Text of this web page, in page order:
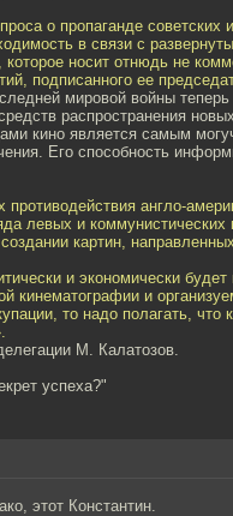
о пропаганде советских
в связи с
которое носит отнюдь не
подписанного ее
мировой войны
распространения
кино является самым
Его способность
англо-
левых и
картин,
и экономически
кинематографии и
то надо полагать,
М. Калатозов.
успеха?"
этот Константин.